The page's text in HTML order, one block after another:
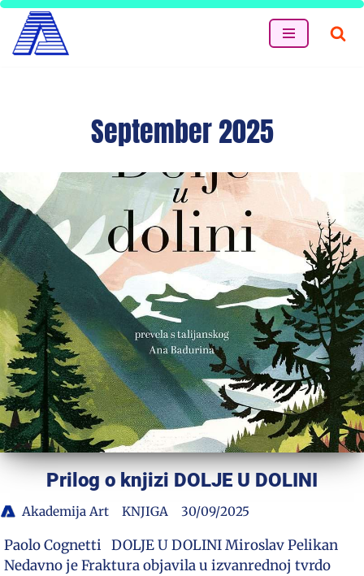
Skip
to
September 2025
Prilog o knjizi DOLJE U DOLINI
Akademija Art KNJIGA 30/09/2025
Paolo Cognetti DOLJE U DOLINI Miroslav Pelikan
Nedavno je Fraktura objavila u izvanrednoj tvrdo